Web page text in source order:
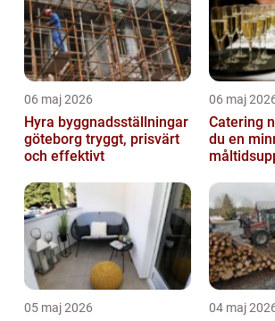
06 maj 2026
Hyra byggnadsställningar
göteborg tryggt, prisvärt
och effektivt
06 maj
Catering nacka
du en
05 maj 2026 04 maj